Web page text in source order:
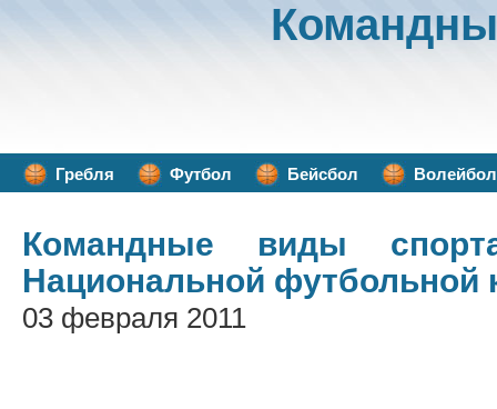
Гребля Футбол Бейсбол Волейбол
Командные виды
Национальной футбольной
03 февраля 2011